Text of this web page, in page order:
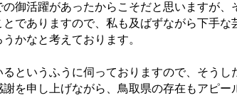
御活躍があったからこそだと思いますが、
でありますので、私も及ばずながら下手な
かなと考えております。
というふうに伺っておりますので、そうし
を申し上げながら、鳥取県の存在もアピー